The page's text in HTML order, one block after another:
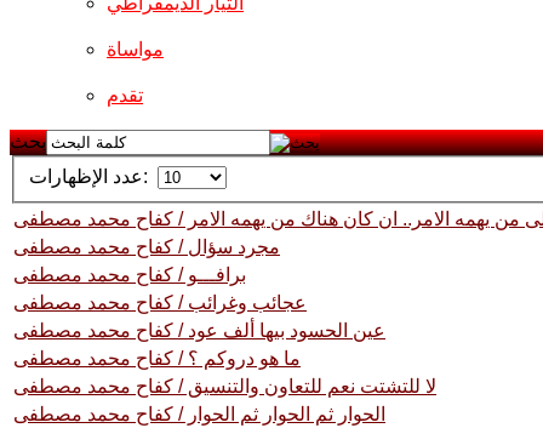
مواساة
تقدم
بحث
عدد الإظهارات:
من يهمه الامر.. ان كان هناك من يهمه الامر / كفاح محمد مصطفى
مجرد سؤال / كفاح محمد مصطفى
برافـــو / كفاح محمد مصطفى
عجائب وغرائب / كفاح محمد مصطفى
عين الحسود بيها ألف عود / كفاح محمد مصطفى
ما هو دروكم ؟ / كفاح محمد مصطفى
لا للتشتت نعم للتعاون والتنسيق / كفاح محمد مصطفى
الحوار ثم الحوار ثم الحوار / كفاح محمد مصطفى